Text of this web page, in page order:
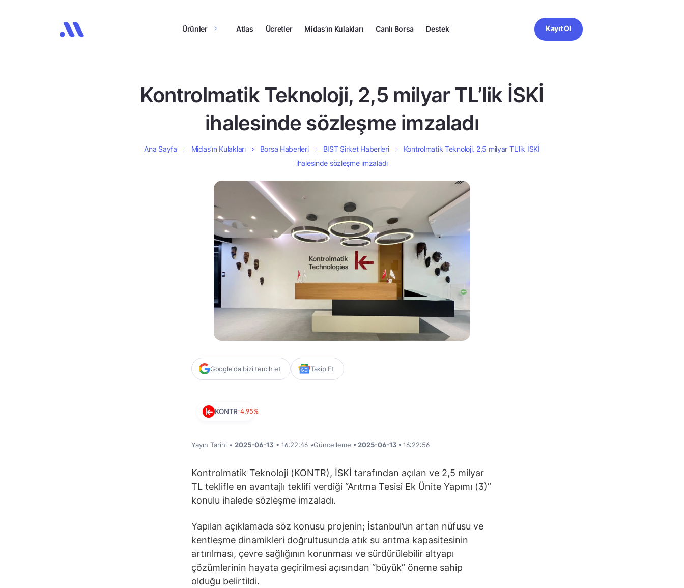
Ürünler Atlas Ücretler Midas’ın Kulakları Canlı Borsa Destek Kayıt Ol
Kontrolmatik Teknoloji, 2,5 milyar TL’lik İSKİ
ihalesinde sözleşme imzaladı
Ana Sayfa Midas’ın Kulakları Borsa Haberleri BIST Şirket Haberleri
Kontrolmatik Teknoloji, 2,5 milyar TL’lik İSKİ
ihalesinde sözleşme imzaladı
Google'da bizi tercih et Takip Et
KONTR-4,95%
Yayın Tarihi • 2025-06-13 • 16:22:46 •Güncelleme • 2025-06-13 • 16:22:56
Kontrolmatik Teknoloji (KONTR), İSKİ tarafından açılan ve 2,5 milyar
TL teklifle en avantajlı teklifi verdiği “Arıtma Tesisi Ek Ünite Yapımı (3)”
konulu ihalede sözleşme imzaladı.
Yapılan açıklamada söz konusu projenin; İstanbul’un artan nüfusu ve
kentleşme dinamikleri doğrultusunda atık su arıtma kapasitesinin
artırılması, çevre sağlığının korunması ve sürdürülebilir altyapı
çözümlerinin hayata geçirilmesi açısından “büyük” öneme sahip
olduğu belirtildi.